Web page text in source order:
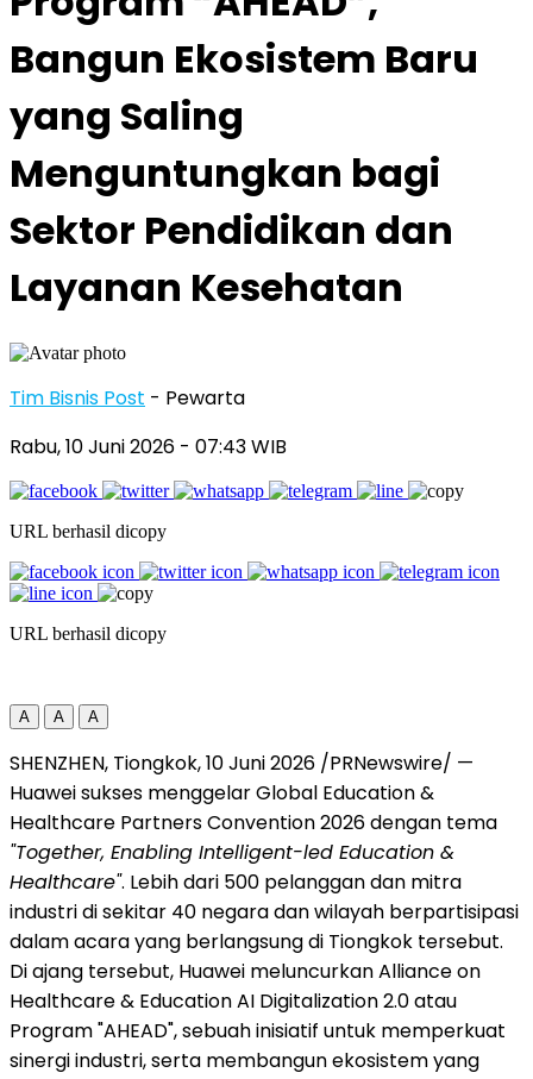
Bangun Ekosistem Baru
yang Saling
Menguntungkan bagi
Sektor Pendidikan dan
Layanan Kesehatan
Tim Bisnis Post - Pewarta
Rabu, 10 Juni 2026 - 07:43 WIB
URL berhasil dicopy
URL berhasil dicopy
A A A
SHENZHEN, Tiongkok, 10 Juni 2026 /PRNewswire/ —
Huawei sukses menggelar Global Education &
Healthcare Partners Convention 2026 dengan tema
"Together, Enabling Intelligent-led Education &
Healthcare". Lebih dari 500 pelanggan dan mitra
industri di sekitar 40 negara dan wilayah berpartisipasi
dalam acara yang berlangsung di Tiongkok tersebut.
Di ajang tersebut, Huawei meluncurkan Alliance on
Healthcare & Education AI Digitalization 2.0 atau
Program "AHEAD", sebuah inisiatif untuk memperkuat
sinergi industri, serta membangun ekosistem yang